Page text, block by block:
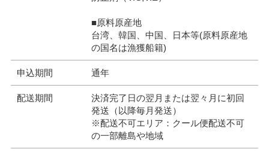
■原料原産地
台湾、韓国、中国、日本等(原料原産地
の国名は漁獲船籍)
申込期間 通年
配送期間
決済完了日の翌月または翌々月に初回
発送（以降毎月発送）
※配送不可エリア：クール便配送不可
の一部離島や地域